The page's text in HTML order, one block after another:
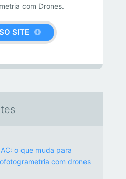
com Drones.
SITE
o que muda para
com drones